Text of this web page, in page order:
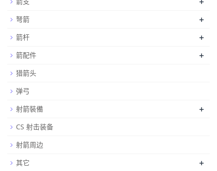
弩箭 +
箭杆 +
箭配件 +
猎箭头
弹弓
射箭裝備
+
CS 射击装备
射箭周边
其它
+